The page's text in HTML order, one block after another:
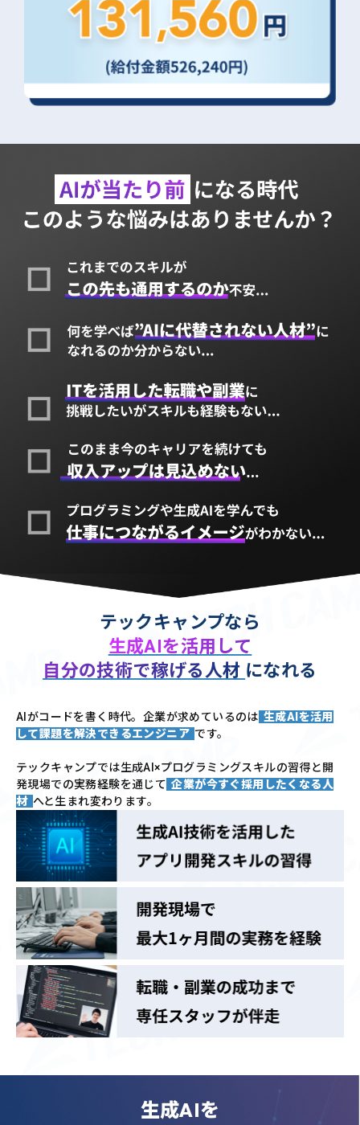
テックキャンプなら
生成AIを活用して
自分の技術で稼げる人材 になれる
AIがコードを書く時代。企業が求めているのは 生成AIを活用
して課題を解決できるエンジニア です。
テックキャンプでは生成AI×プログラミングスキルの習得と開
発現場での実務経験を通じて 企業が今すぐ採用したくなる人
材 へと生まれ変わります。
生成AIを